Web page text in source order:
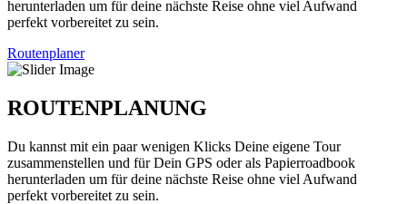
herunterladen um für deine nächste Reise ohne viel Aufwand
perfekt vorbereitet zu sein.
Routenplaner
ROUTENPLANUNG
Du kannst mit ein paar wenigen Klicks Deine eigene Tour
zusammenstellen und für Dein GPS oder als Papierroadbook
herunterladen um für deine nächste Reise ohne viel Aufwand
perfekt vorbereitet zu sein.